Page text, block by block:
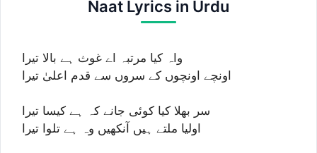
Naat Lyrics in Urdu
واہ کیا مرتبہ اے غوث ہے بالا تیرا
اونچے اونچوں کے سروں سے قدم اعلیٰ تیرا
سر بھلا کیا کوئی جانے کہ ہے کیسا تیرا
اولیا ملتے ہیں آنکھیں وہ ہے تلوا تیرا